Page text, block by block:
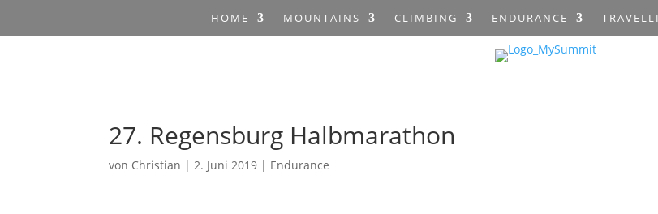
HOME MOUNTAINS CLIMBING ENDURANCE
27. Regensburg Halbmarathon
von Christian |2. Juni 2019 | Endurance